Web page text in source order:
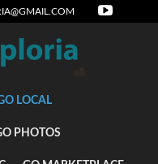
LOCAL
PHOTOS